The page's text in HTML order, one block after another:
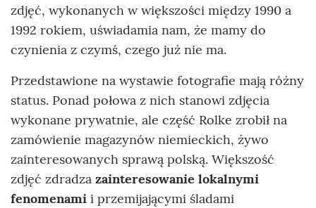
zdjęć, wykonanych w większości między 1990 a
1992 rokiem, uświadamia nam, że mamy do
czynienia z czymś, czego już nie ma.
Przedstawione na wystawie fotografie mają różny
status. Ponad połowa z nich stanowi zdjęcia
wykonane prywatnie, ale część Rolke zrobił na
zamówienie magazynów niemieckich, żywo
zainteresowanych sprawą polską. Większość
zdjęć zdradza zainteresowanie lokalnymi
fenomenami i przemijającymi śladami